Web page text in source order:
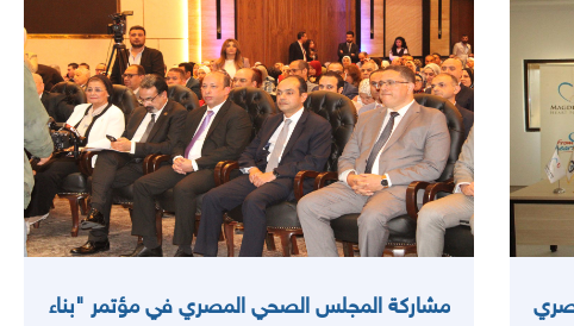
مشاركة المجلس الصحي المصري في مؤتمر "بناء